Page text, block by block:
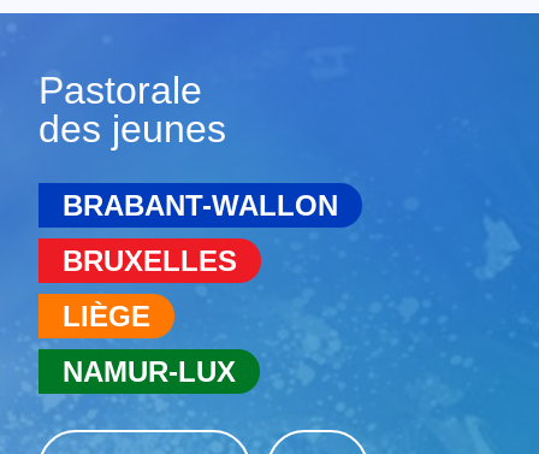
Pastorale
des jeunes
BRABANT-WALLON
BRUXELLES
LIÈGE
NAMUR-LUX